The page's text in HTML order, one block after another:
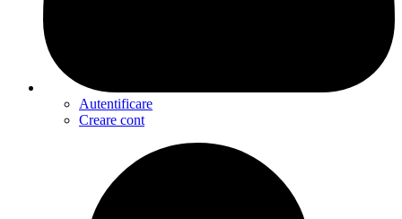
Autentificare
Creare cont